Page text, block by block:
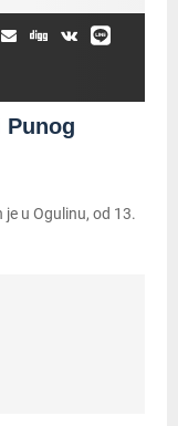
Punog
u Ogulinu, od 13.